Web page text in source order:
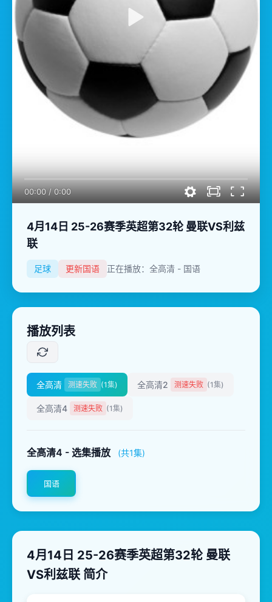
00:00/0:00
4月14日 25-26赛季英超第32轮 曼联VS利兹
联
足球 更新国语 正在播放：全高清 - 国语
播放列表
全高清 测速失败 (1集) 全高清2 测速失败 (1集)
全高清4 测速失败 (1集)
全高清4 - 选集播放 (共1集)
国语
4月14日 25-26赛季英超第32轮 曼联
VS利兹联 简介